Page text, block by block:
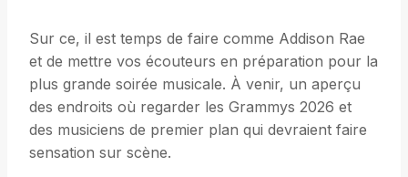
Sur ce, il est temps de faire comme Addison Rae
et de mettre vos écouteurs en préparation pour la
plus grande soirée musicale. À venir, un aperçu
des endroits où regarder les Grammys 2026 et
des musiciens de premier plan qui devraient faire
sensation sur scène.